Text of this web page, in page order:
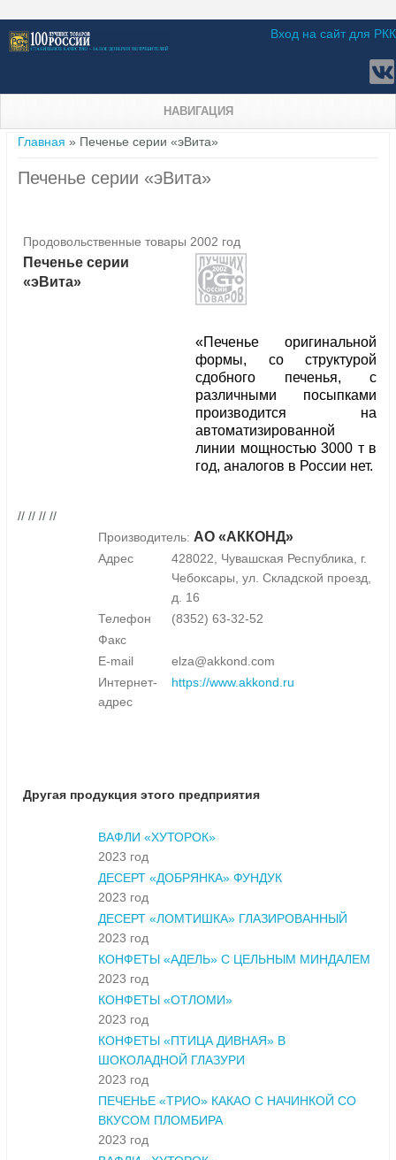
Вход на сайт для РКК
НАВИГАЦИЯ
Вы здесь
Главная » Печенье серии «эВита»
Печенье серии «эВита»
Продовольственные товары 2002 год
Печенье серии
«эВита»
«Печенье оригинальной
формы, со структурой
сдобного печенья, с
различными посыпками
производится на
автоматизированной
линии мощностью 3000 т в
год, аналогов в России нет.
// // // //
Производитель: АО «АККОНД»
Адрес
428022, Чувашская Республика, г.
Чебоксары, ул. Складской проезд,
д. 16
Телефон
(8352) 63-32-52
Факс
E-mail
elza@akkond.com
Интернет-
адрес
https://www.akkond.ru
Другая продукция этого предприятия
ВАФЛИ «ХУТОРОК»
2023 год
ДЕСЕРТ «ДОБРЯНКА» ФУНДУК
2023 год
ДЕСЕРТ «ЛОМТИШКА» ГЛАЗИРОВАННЫЙ
2023 год
КОНФЕТЫ «АДЕЛЬ» С ЦЕЛЬНЫМ МИНДАЛЕМ
2023 год
КОНФЕТЫ «ОТЛОМИ»
2023 год
КОНФЕТЫ «ПТИЦА ДИВНАЯ» В
ШОКОЛАДНОЙ ГЛАЗУРИ
2023 год
ПЕЧЕНЬЕ «ТРИО» КАКАО С НАЧИНКОЙ СО
ВКУСОМ ПЛОМБИРА
2023 год